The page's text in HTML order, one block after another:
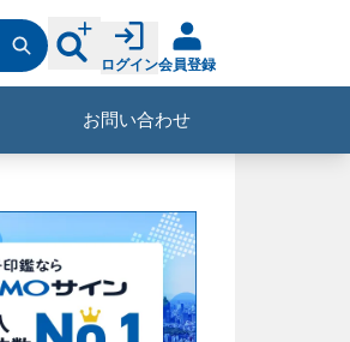
ログイン会員登録
お問い合わせ